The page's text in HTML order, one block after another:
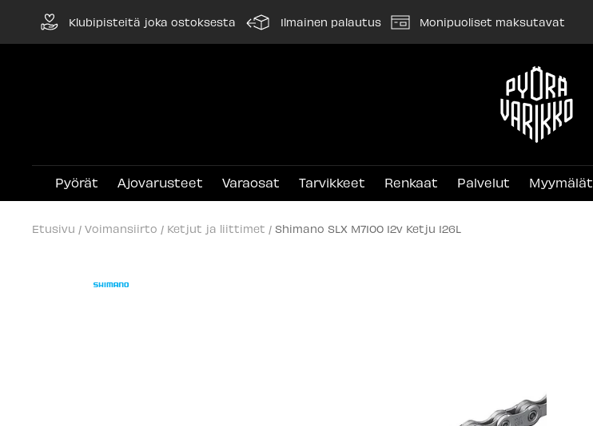
sisältöön
Klubipisteitä joka ostoksesta Ilmainen palautus Monipuoliset maksutavat
Pyörävarikko
Pyörät Ajovarusteet Varaosat Tarvikkeet Renkaat Palvelut Myymälät
Etusivu Voimansiirto Ketjut ja liittimet Shimano SLX M7100 12v Ketju 126L